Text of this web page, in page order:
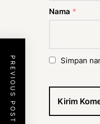
Nama *
Simpan
PREVIOUS POST